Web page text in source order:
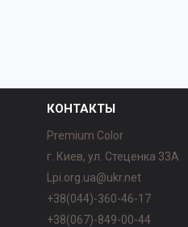
КОНТАКТЫ
Premium Color
г. Киев, ул. Стеценка 33А
Lpi.org.ua@ukr.net
+38(044)-360-46-17
+38(067)-849-00-44